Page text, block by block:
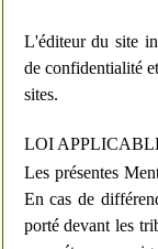
L'éditeur du site
de confidentialité
sites.
LOI
Les présentes
En cas de
porté devant les